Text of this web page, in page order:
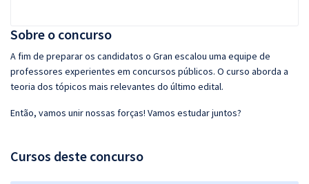
Sobre o concurso
A fim de preparar os candidatos o Gran escalou uma equipe de
professores experientes em concursos públicos. O curso aborda a
teoria dos tópicos mais relevantes do último edital.
Então, vamos unir nossas forças! Vamos estudar juntos?
Cursos deste concurso